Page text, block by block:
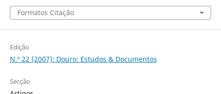
Formatos Citação
Edição
N.º 22 (2007): Douro: Estudos & Documentos
Secção